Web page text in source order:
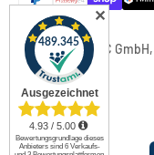
© 2026, FUXTEC
reserved.
✕